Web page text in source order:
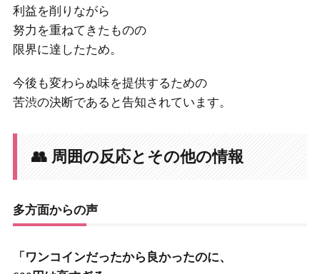
利益を削りながら
努力を重ねてきたものの
限界に達したため。
今後も変わらぬ味を提供するための
苦渋の決断であると告知されています。
👥 周囲の反応とその他の情報
多方面からの声
「ワンコインだったから良かったのに、